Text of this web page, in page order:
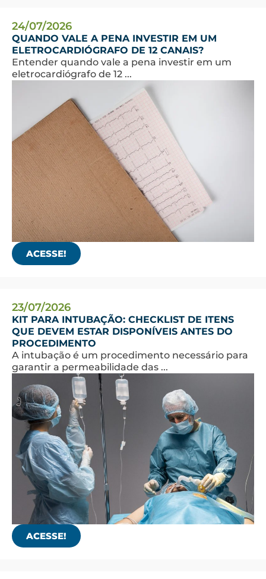
24/07/2026
QUANDO VALE A PENA INVESTIR EM UM
ELETROCARDIÓGRAFO DE 12 CANAIS?
Entender quando vale a pena investir em um
eletrocardiógrafo de 12 ...
ACESSE!
23/07/2026
KIT PARA INTUBAÇÃO: CHECKLIST DE ITENS
QUE DEVEM ESTAR DISPONÍVEIS ANTES DO
PROCEDIMENTO
A intubação é um procedimento necessário para
garantir a permeabilidade das ...
ACESSE!